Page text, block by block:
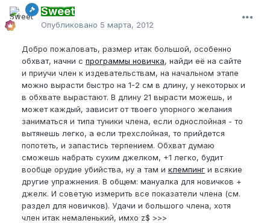
Sweet
Опубликовано 5 марта, 2012
Добро пожаловать, размер итак большой, особенно
обхват, начни с программы новичка, найди её на сайте
и приучи член к издевательствам, на начальном этапе
можно вырасти быстро на 1-2 см в длину, у некоторых и
в обхвате вырастают. В длину 21 вырасти можешь, и
может каждый, зависит от твоего упорного желания
заниматься и типа туники члена, если однослойная - то
вытянешь легко, а если трехслойная, то прийдется
попотеть, и запастись терпением. Обхват думаю
сможешь набрать сухим джелком, +1 легко, будит
вообще орудие убийства, ну а там и клемпинг и всякие
другие упражнения. В общем: мануалка для новичков +
джелк. И советую измерить все показатели члена (см.
раздел для новичков). Удачи и большого члена, хотя
член итак немаленький, имхо z$ >>>